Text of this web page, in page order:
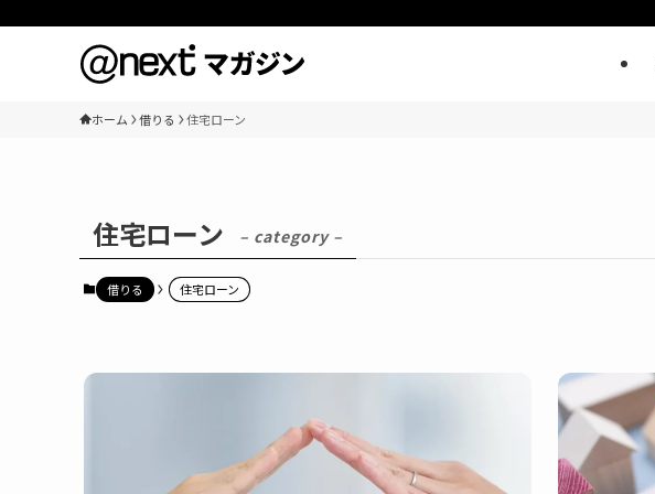
ホーム 借りる 住宅ローン
住宅ローン – category –
借りる 住宅ローン